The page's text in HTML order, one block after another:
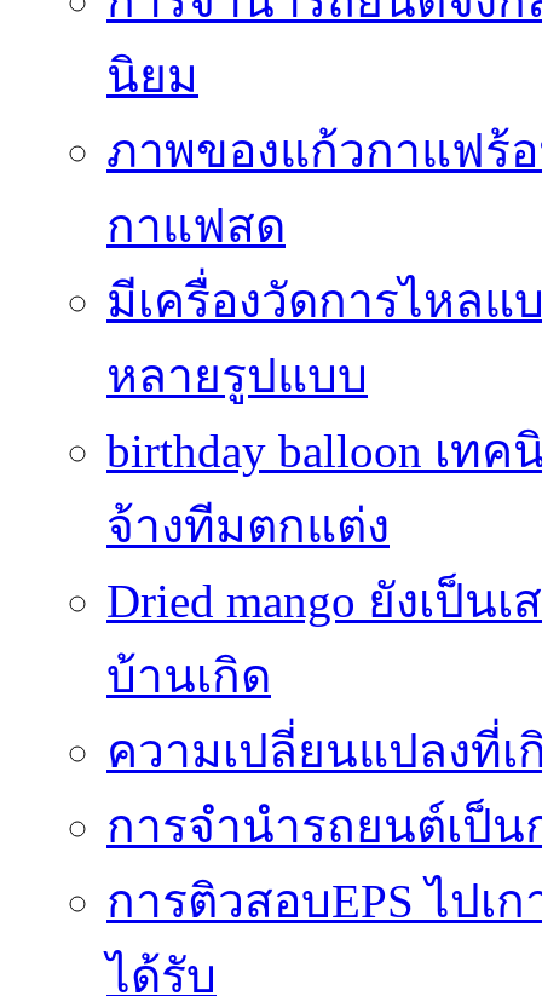
นิยม
ภาพของแก้วกาแฟร้
กาแฟสด
มีเครื่องวัดการไหล
หลายรูปแบบ
birthday balloon เท
จ้างทีมตกแต่ง
Dried mango ยังเป็น
บ้านเกิด
ความเปลี่ยนแปลงที่
การจำนำรถยนต์เป็
การติวสอบEPS ไป
ได้รับ